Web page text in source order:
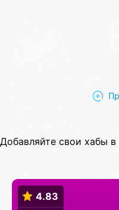
Добавляйте свои хабы в
4.83